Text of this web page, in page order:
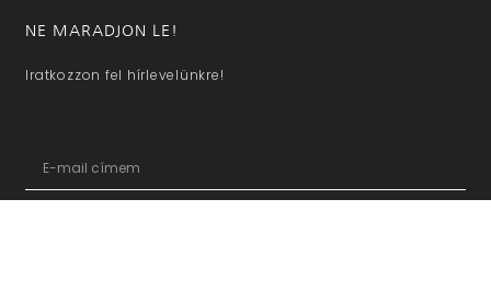
NE MARADJON LE!
Iratkozzon fel hírlevelünkre!